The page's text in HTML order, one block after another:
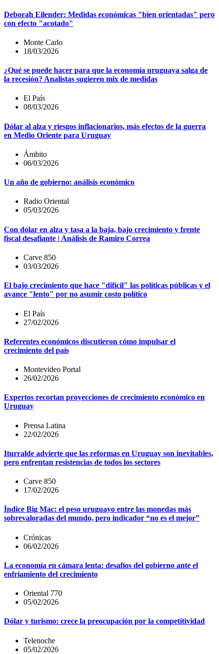
Deborah Eilender: Medidas económicas "bien orientadas" pero
con efecto "acotado"
Monte Carlo
18/03/2026
¿Qué se puede hacer para que la economía uruguaya salga de
la recesión? Analistas sugieren mix de medidas
El País
08/03/2026
Dólar al alza y riesgos inflacionarios, más efectos de la guerra
en Medio Oriente para Uruguay
Ámbito
06/03/2026
Un año de gobierno: análisis económico
Radio Oriental
05/03/2026
Con dólar en alza y tasa a la baja, bajo crecimiento y frente
fiscal desafiante | Análisis de Ramiro Correa
Carve 850
03/03/2026
El bajo crecimiento que hace "difícil" las políticas públicas y el
avance "lento" por no asumir costo político
El País
27/02/2026
Referentes económicos discutieron cómo impulsar el
crecimiento del país
Montevideo Portal
26/02/2026
Expertos recortan proyecciones de crecimiento económico en
Uruguay
Prensa Latina
22/02/2026
Iturralde advierte que las reformas en Uruguay son inevitables,
pero enfrentan resistencias de todos los sectores
Carve 850
17/02/2026
Índice Big Mac: el peso uruguayo entre las monedas más
sobrevaloradas del mundo, pero indicador “no es el mejor”
Crónicas
06/02/2026
La economía en cámara lenta: desafíos del gobierno ante el
enfriamiento del crecimiento
Oriental 770
05/02/2026
Dólar y turismo: crece la preocupación por la competitividad
Telenoche
05/02/2026